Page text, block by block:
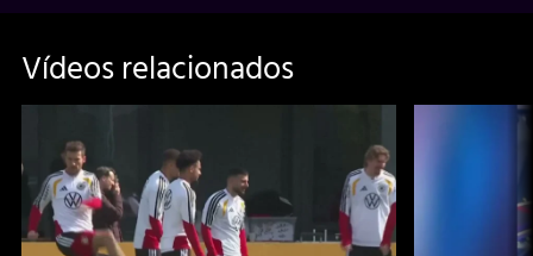
Vídeos relacionados